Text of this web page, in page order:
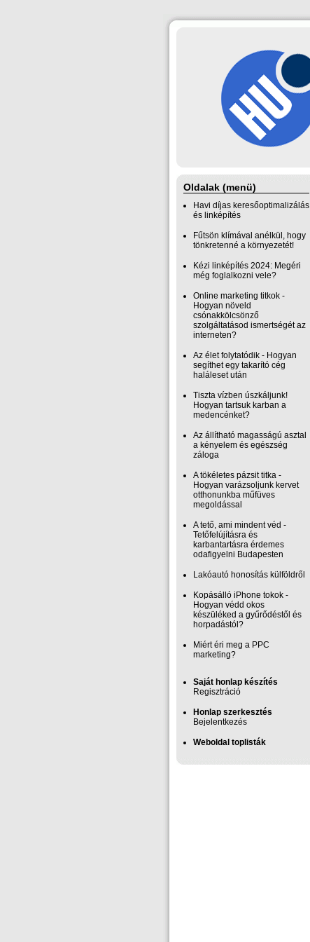
Oldalak (menü)
Havi díjas keresőoptimalizálás
és linképítés
Fűtsön klímával anélkül, hogy
tönkretenné a környezetét!
Kézi linképítés 2024: Megéri
még foglalkozni vele?
Online marketing titkok -
Hogyan növeld
csónakkölcsönző
szolgáltatásod ismertségét az
interneten?
Az élet folytatódik - Hogyan
segíthet egy takarító cég
haláleset után
Tiszta vízben úszkáljunk!
Hogyan tartsuk karban a
medencénket?
Az állítható magasságú asztal
a kényelem és egészség
záloga
A tökéletes pázsit titka -
Hogyan varázsoljunk kervet
otthonunkba műfüves
megoldással
A tető, ami mindent véd -
Tetőfelújításra és
karbantartásra érdemes
odafigyelni Budapesten
Lakóautó honosítás külföldről
Kopásálló iPhone tokok -
Hogyan védd okos
készüléked a gyűrődéstől és
horpadástól?
Miért éri meg a PPC
marketing?
Saját honlap készítés
Regisztráció
Honlap szerkesztés
Bejelentkezés
Weboldal toplisták